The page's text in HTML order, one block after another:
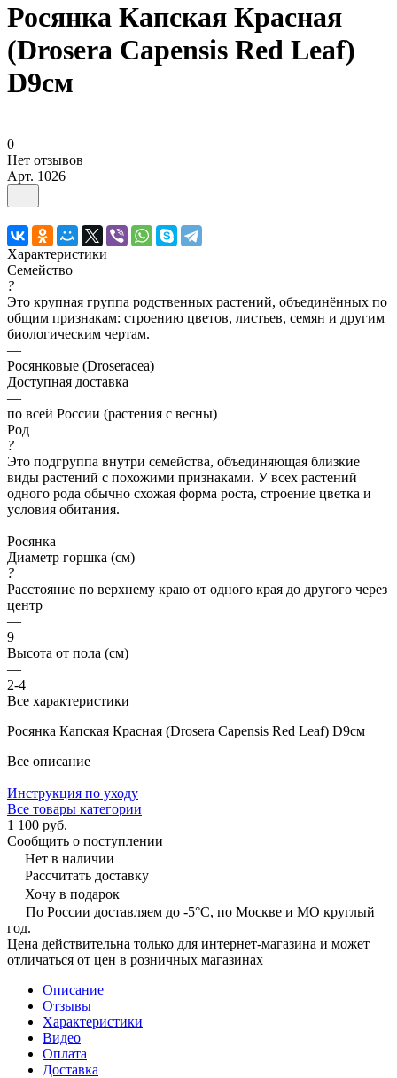
Росянка Капская Красная
(Drosera Сapensis Red Leaf)
D9см
0
Нет отзывов
Арт. 1026
Характеристики
Семейство
?
Это крупная группа родственных растений, объединённых по
общим признакам: строению цветов, листьев, семян и другим
биологическим чертам.
—
Росянковые (Droseracea)
Доступная доставка
—
по всей России (растения с весны)
Род
?
Это подгруппа внутри семейства, объединяющая близкие
виды растений с похожими признаками. У всех растений
одного рода обычно схожая форма роста, строение цветка и
условия обитания.
—
Росянка
Диаметр горшка (см)
?
Расстояние по верхнему краю от одного края до другого через
центр
—
9
Высота от пола (см)
—
2-4
Все характеристики
Росянка Капская Красная (Drosera Сapensis Red Leaf) D9см
Все описание
Инструкция по уходу
Все товары категории
1 100 руб.
Сообщить о поступлении
Нет в наличии
Рассчитать доставку
Хочу в подарок
По России доставляем до -5°C, по Москве и МО круглый
год.
Цена действительна только для интернет-магазина и может
отличаться от цен в розничных магазинах
Описание
Отзывы
Характеристики
Видео
Оплата
Доставка